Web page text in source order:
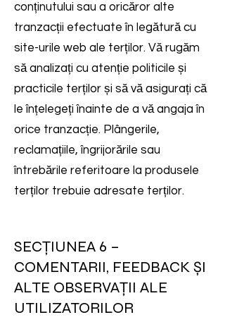
conținutului sau a oricăror alte
tranzacții efectuate în legătură cu
site-urile web ale terților. Vă rugăm
să analizați cu atenție politicile și
practicile terților și să vă asigurați că
le înțelegeți înainte de a vă angaja în
orice tranzacție. Plângerile,
reclamațiile, îngrijorările sau
întrebările referitoare la produsele
terților trebuie adresate terților.
SECȚIUNEA 6 –
COMENTARII, FEEDBACK ȘI
ALTE OBSERVAȚII ALE
UTILIZATORILOR